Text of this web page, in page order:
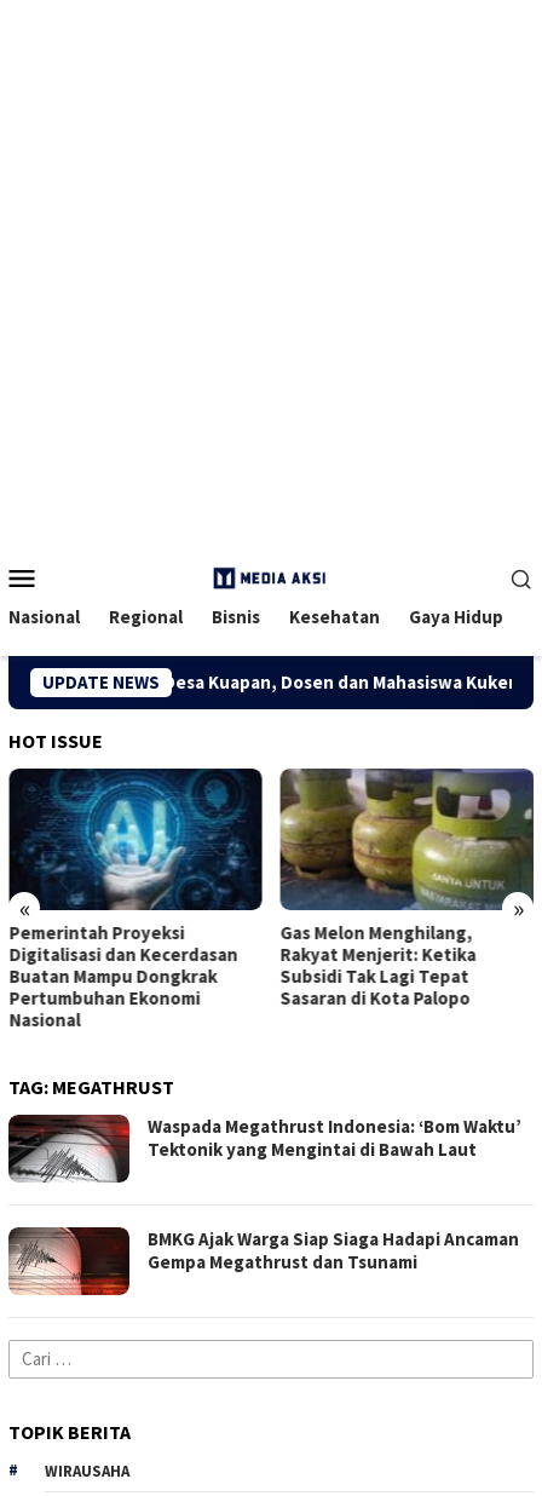
Mobile
Nasional Regional Bisnis Kesehatan Gaya Hidup
UPDATE NEWS
Kreatif Desa Kuapan, Dosen dan Mahasiswa Kukerta
HOT ISSUE
« »
Pemerintah Proyeksi
Digitalisasi dan Kecerdasan
Buatan Mampu Dongkrak
Pertumbuhan Ekonomi
Nasional
Gas Melon Menghilang,
Rakyat Menjerit: Ketika
Subsidi Tak Lagi Tepat
Sasaran di Kota Palopo
TAG: MEGATHRUST
Waspada Megathrust Indonesia: ‘Bom Waktu’
Tektonik yang Mengintai di Bawah Laut
BMKG Ajak Warga Siap Siaga Hadapi Ancaman
Gempa Megathrust dan Tsunami
Cari
untuk:
TOPIK BERITA
WIRAUSAHA